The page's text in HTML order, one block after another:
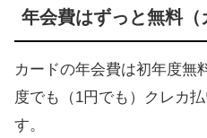
年会費はずっと無料（
カードの年会費は初年度無
度でも（1円でも）クレカ
す。